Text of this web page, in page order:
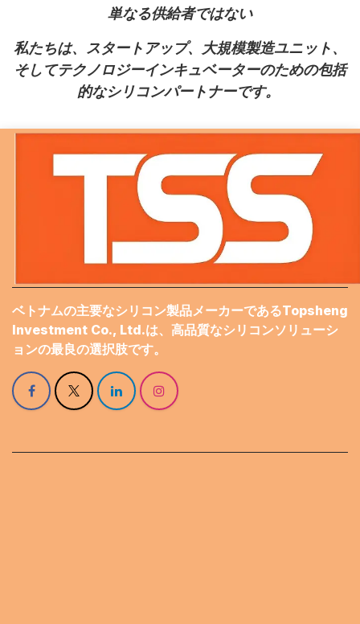
単なる供給者ではない
私たちは、スタートアップ、大規模製造ユニット、
そしてテクノロジーインキュベーターのための包括
的なシリコンパートナーです。
ベトナムの主要なシリコン製品メーカーであるTopsheng
Investment Co., Ltd.は、高品質なシリコンソリューシ
ョンの最良の選択肢です。